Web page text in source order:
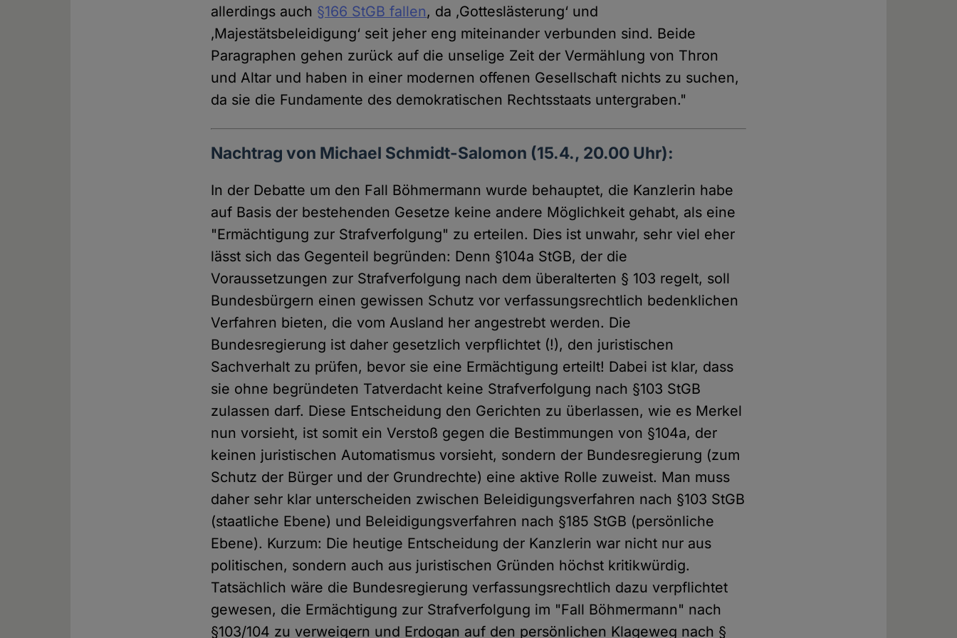
allerdings auch §166 StGB fallen, da ‚Gotteslästerung‘ und
‚Majestätsbeleidigung‘ seit jeher eng miteinander verbunden sind. Beide
Paragraphen gehen zurück auf die unselige Zeit der Vermählung von Thron
und Altar und haben in einer modernen offenen Gesellschaft nichts zu suchen,
da sie die Fundamente des demokratischen Rechtsstaats untergraben."
Nachtrag von Michael Schmidt-Salomon (15.4., 20.00 Uhr):
In der Debatte um den Fall Böhmermann wurde behauptet, die Kanzlerin habe
auf Basis der bestehenden Gesetze keine andere Möglichkeit gehabt, als eine
"Ermächtigung zur Strafverfolgung" zu erteilen. Dies ist unwahr, sehr viel eher
lässt sich das Gegenteil begründen: Denn §104a StGB, der die
Voraussetzungen zur Strafverfolgung nach dem überalterten § 103 regelt, soll
Bundesbürgern einen gewissen Schutz vor verfassungsrechtlich bedenklichen
Verfahren bieten, die vom Ausland her angestrebt werden. Die
Bundesregierung ist daher gesetzlich verpflichtet (!), den juristischen
Sachverhalt zu prüfen, bevor sie eine Ermächtigung erteilt! Dabei ist klar, dass
sie ohne begründeten Tatverdacht keine Strafverfolgung nach §103 StGB
zulassen darf. Diese Entscheidung den Gerichten zu überlassen, wie es Merkel
nun vorsieht, ist somit ein Verstoß gegen die Bestimmungen von §104a, der
keinen juristischen Automatismus vorsieht, sondern der Bundesregierung (zum
Schutz der Bürger und der Grundrechte) eine aktive Rolle zuweist. Man muss
daher sehr klar unterscheiden zwischen Beleidigungsverfahren nach §103 StGB
(staatliche Ebene) und Beleidigungsverfahren nach §185 StGB (persönliche
Ebene). Kurzum: Die heutige Entscheidung der Kanzlerin war nicht nur aus
politischen, sondern auch aus juristischen Gründen höchst kritikwürdig.
Tatsächlich wäre die Bundesregierung verfassungsrechtlich dazu verpflichtet
gewesen, die Ermächtigung zur Strafverfolgung im "Fall Böhmermann" nach
§103/104 zu verweigern und Erdogan auf den persönlichen Klageweg nach §